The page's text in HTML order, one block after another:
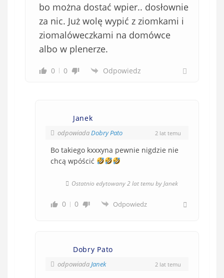
bo można dostać wpier.. dosłownie
za nic. Już wolę wypić z ziomkami i
ziomalóweczkami na domówce
albo w plenerze.
0 0 Odpowiedz
Janek
odpowiadaDobry Pato 2 lat temu
Bo takiego kxxxyna pewnie nigdzie nie
chcą wpóścić
Ostatnio edytowany 2 lat temu by Janek
0 0 Odpowiedz
Dobry Pato
odpowiadaJanek 2 lat temu